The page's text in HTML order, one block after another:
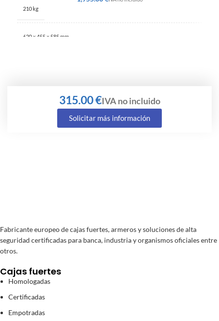
210 kg
620 × 455 × 585 mm
€
Solicitar más información
Fabricante europeo de cajas fuertes, armeros y soluciones de alta
seguridad certificadas para banca, industria y organismos oficiales entre
otros.
Cajas fuertes
Homologadas
Certificadas
Empotradas